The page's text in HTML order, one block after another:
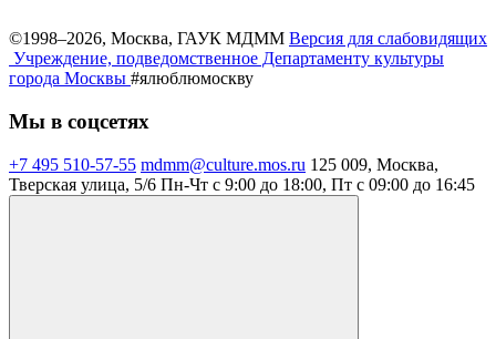
©1998–2026, Москва, ГАУК МДММ Версия для слабовидящих
Учреждение, подведомственное Департаменту культуры
города Москвы #ялюблюмоскву
Мы в соцсетях
+7 495 510-57-55 mdmm@culture.mos.ru 125 009, Москва,
Тверская улица, 5/6 Пн-Чт с 9:00 до 18:00, Пт с 09:00 до 16:45